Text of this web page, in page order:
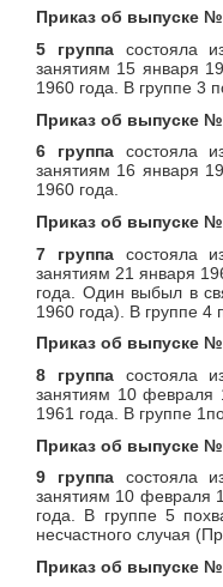
Приказ об выпуске
5 группа состояла
занятиям 15 января
1960 года. В группе 3
Приказ об выпуске
6 группа состояла
занятиям 16 января
1960 года.
Приказ об выпуске
7 группа состояла
занятиям 21 января
года. Один выбыл в
1960 года). В группе 4
Приказ об выпуске
8 группа состояла
занятиям 10 февраля
1961 года. В группе
Приказ об выпуске
9 группа состояла
занятиям 10 февраля
года. В группе 5
несчастного случая
Приказ об выпуске